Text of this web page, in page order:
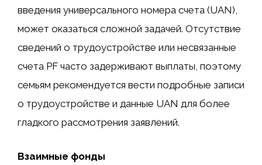
введения универсального номера счета (UAN),
может оказаться сложной задачей. Отсутствие
сведений о трудоустройстве или несвязанные
счета PF часто задерживают выплаты, поэтому
семьям рекомендуется вести подробные записи
о трудоустройстве и данные UAN для более
гладкого рассмотрения заявлений.
Взаимные фонды